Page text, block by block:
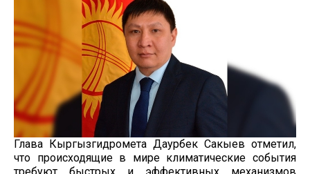
Глава Кыргызгидромета Даурбек Сакыев отметил,
что происходящие в мире климатические события